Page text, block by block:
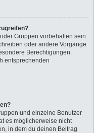
Gruppen vorbehalten sein.
oder andere Vorgänge
Berechtigungen.
entsprechenden
und einzelne Benutzer
es möglicherweise nicht
in dem du deinen Beitrag